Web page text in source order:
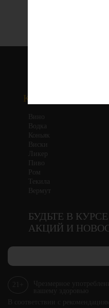
КАТЕГОРИИ
Вино
Водка
Коньяк
Виски
Ликер
Пиво
Ром
Текила
Вермут
БУДЬТЕ В
АКЦИЙ И